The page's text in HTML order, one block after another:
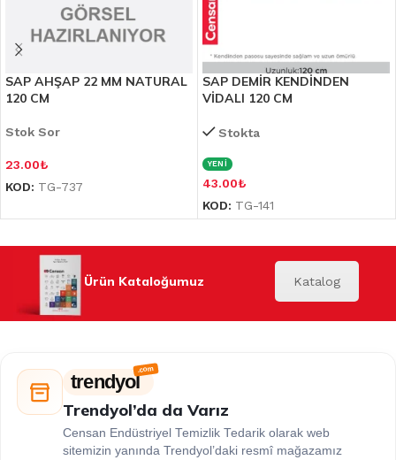
SAP AHŞAP 22 MM NATURAL
120 CM
Stok Sor
23.00₺
KOD: TG-737
SAP DEMİR KENDİNDEN
VİDALI 120 CM
Stokta
YENİ
43.00₺
KOD: TG-141
Ürün Kataloğumuz Katalog
trendyol
Trendyol’da da Varız
Censan Endüstriyel Temizlik Tedarik olarak web
sitemizin yanında Trendyol’daki resmî mağazamız